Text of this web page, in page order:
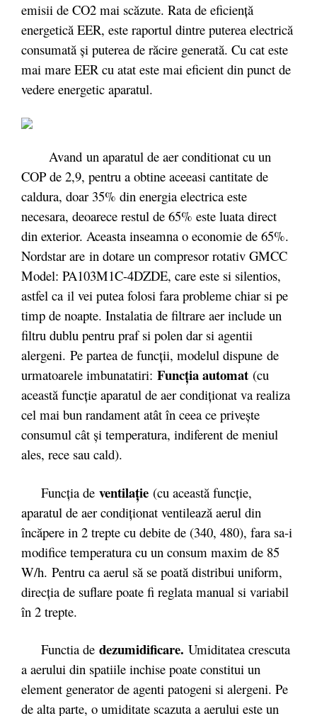
emisii de CO2 mai scăzute. Rata de eficienţă
energetică EER, este raportul dintre puterea electrică
consumată şi puterea de răcire generată. Cu cat este
mai mare EER cu atat este mai eficient din punct de
vedere energetic aparatul.
Avand un aparatul de aer conditionat cu un
COP de 2,9, pentru a obtine aceeasi cantitate de
caldura, doar 35% din energia electrica este
necesara, deoarece restul de 65% este luata direct
din exterior. Aceasta inseamna o economie de 65%.
Nordstar are in dotare un compresor rotativ GMCC
Model: PA103M1C-4DZDE, care este si silentios,
astfel ca il vei putea folosi fara probleme chiar si pe
timp de noapte. Instalatia de filtrare aer include un
filtru dublu pentru praf si polen dar si agentii
alergeni. Pe partea de funcții, modelul dispune de
urmatoarele imbunatatiri: Funcţia automat (cu
această funcţie aparatul de aer condiţionat va realiza
cel mai bun randament atât în ceea ce priveşte
consumul cât şi temperatura, indiferent de meniul
ales, rece sau cald).
Funcţia de ventilaţie (cu această funcţie,
aparatul de aer condiţionat ventilează aerul din
încăpere in 2 trepte cu debite de (340, 480), fara sa-i
modifice temperatura cu un consum maxim de 85
W/h. Pentru ca aerul să se poată distribui uniform,
direcția de suflare poate fi reglata manual si variabil
în 2 trepte.
Functia de dezumidificare. Umiditatea crescuta
a aerului din spatiile inchise poate constitui un
element generator de agenti patogeni si alergeni. Pe
de alta parte, o umiditate scazuta a aerului este un